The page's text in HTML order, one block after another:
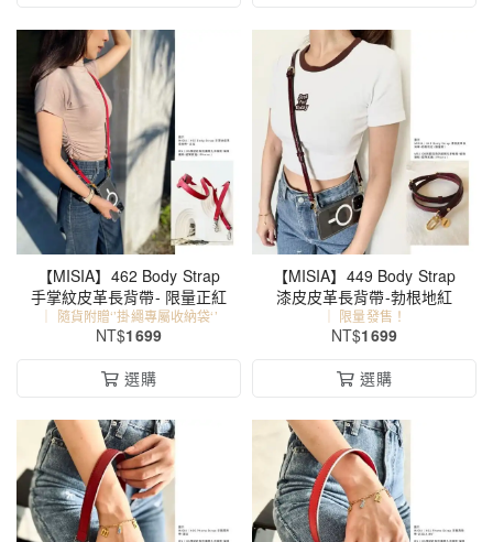
【MISIA】462 Body Strap
手掌紋皮革長背帶- 限量正紅
｜ 隨貨附贈‘’掛繩專屬收納袋‘’
NT$1699
選購
【MISIA】449 Body Strap
漆皮皮革長背帶-勃根地紅
｜ 限量發售！
NT$1699
選購